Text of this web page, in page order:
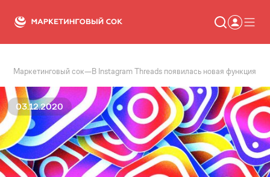
Статьи
Новости
Сервисы
Словарь
Консалтинг
Маркетинговый сок—В Instagram Threads появилась новая функция
03.12.2020